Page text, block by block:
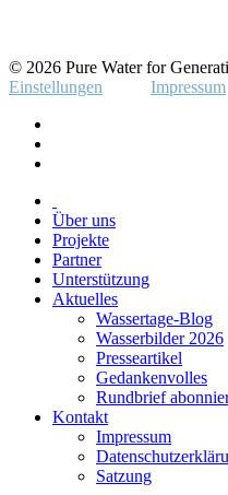
© 2026 Pure Water for
Einstellungen
Impressum
Über uns
Projekte
Partner
Unterstützung
Aktuelles
Wassertage-Blog
Wasserbilder 2026
Presseartikel
Gedankenvolles
Rundbrief
Kontakt
Impressum
Satzung